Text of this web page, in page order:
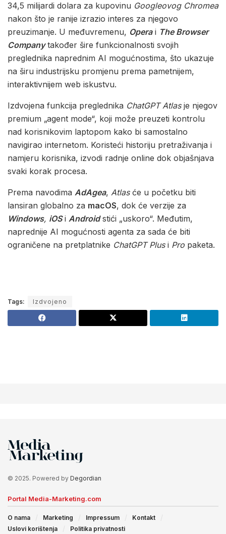
34,5 milijardi dolara za kupovinu Googleovog Chromea
nakon što je ranije izrazio interes za njegovo
preuzimanje. U međuvremenu, Opera i The Browser
Company također šire funkcionalnosti svojih
preglednika naprednim AI mogućnostima, što ukazuje
na širu industrijsku promjenu prema pametnijem,
interaktivnijem web iskustvu.
Izdvojena funkcija preglednika ChatGPT Atlasje njegov
premium „agent mode“, koji može preuzeti kontrolu
nad korisnikovim laptopom kako bi samostalno
navigirao internetom. Koristeći historiju pretraživanja i
namjeru korisnika, izvodi radnje online dok objašnjava
svaki korak procesa.
Prema navodima AdAgea, Atlas će u početku biti
lansiran globalno za macOS, dok će verzije za
Windows, iOS i Android stići „uskoro“. Međutim,
naprednije AI mogućnosti agenta za sada će biti
ograničene na pretplatnike ChatGPT Plus i Pro paketa.
Tags: Izdvojeno
© 2025. Powered by Degordian
Portal Media-Marketing.com
O nama Marketing Impressum
Kontakt
Uslovi korištenja
Politika privatnosti